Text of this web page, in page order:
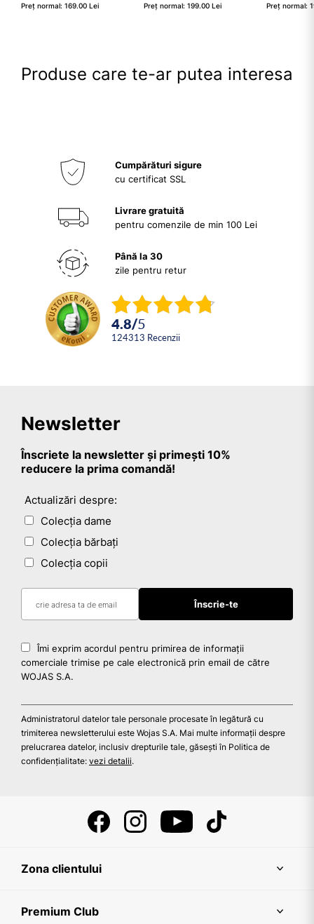
Preț normal: 169.00 Lei
Preț normal: 199.00 Lei
Preț normal:
Produse care te-ar putea interesa
Cumpărături sigure
cu certificat SSL
Livrare gratuită
pentru comenzile de min 100 Lei
Până la 30
zile pentru retur
4.8/5
124313 Recenzii
Newsletter
Înscriete la newsletter și primești 10%
reducere la prima comandă!
Actualizări despre:
Colecția dame
Colecția bărbați
Colecția copii
Îmi exprim acordul pentru primirea de informații
comerciale trimise pe cale electronică prin email de către
WOJAS S.A.
Administratorul datelor tale personale procesate în legătură cu
trimiterea newsletterului este Wojas S.A. Mai multe informații despre
prelucrarea datelor, inclusiv drepturile tale, găsești în Politica de
confidențialitate: vezi detalii.
Zona clientului
Premium Club